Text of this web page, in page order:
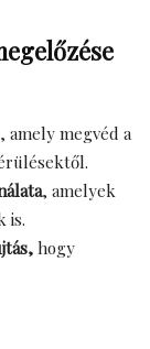
, amely megvéd a
, amelyek
is.
hogy